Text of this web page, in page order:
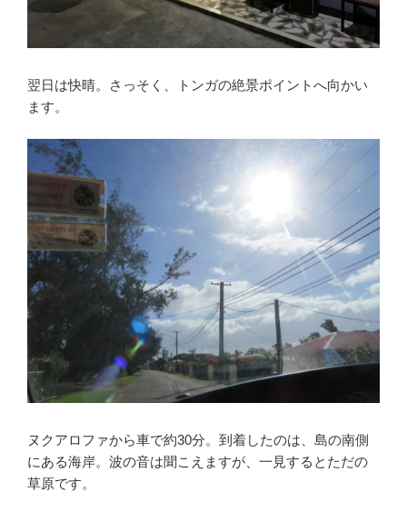
翌日は快晴。さっそく、トンガの絶景ポイントへ向かい
ます。
ヌクアロファから車で約30分。到着したのは、島の南側
にある海岸。波の音は聞こえますが、一見するとただの
草原です。